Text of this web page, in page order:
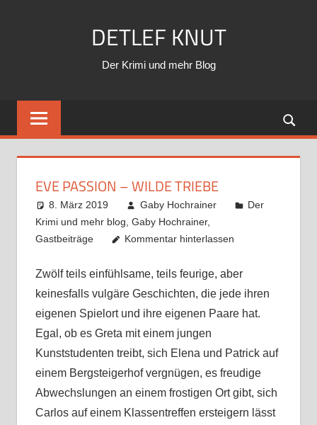
DETLEF KNUT
Der Krimi und mehr Blog
EVE PASSION – WILDE TRIEBE
8. März 2019 Gaby Hochrainer
Der
Krimi und mehr blog Gaby Hochrainer,
Gastbeiträge
Kommentar hinterlassen
Zwölf teils einfühlsame, teils feurige, aber
keinesfalls vulgäre Geschichten, die jede ihren
eigenen Spielort und ihre eigenen Paare hat.
Egal, ob es Greta mit einem jungen
Kunststudenten treibt, sich Elena und Patrick auf
einem Bergsteigerhof vergnügen, es freudige
Abwechslungen an einem frostigen Ort gibt, sich
Carlos auf einem Klassentreffen ersteigern lässt